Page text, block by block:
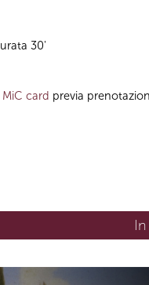
30'
MiC card previa